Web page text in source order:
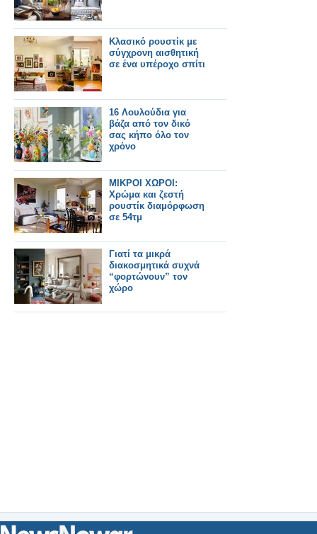
Κλασικό ρουστίκ με
σύγχρονη αισθητική
σε ένα υπέροχο σπίτι
16 Λουλούδια για
βάζα από τον δικό
σας κήπο όλο τον
χρόνο
ΜΙΚΡΟΙ ΧΩΡΟΙ:
Χρώμα και ζεστή
ρουστίκ διαμόρφωση
σε 54τμ
Γιατί τα μικρά
διακοσμητικά συχνά
“φορτώνουν” τον
χώρο